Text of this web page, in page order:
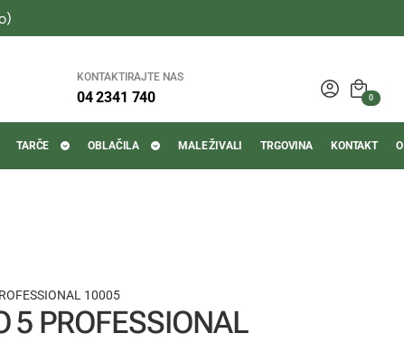
KONTAKTIRAJTE NAS
04 2341 740 0
TARČE OBLAČILA MALE ŽIVALI TRGOVINA KONTAKT
10005
5 PROFESSIONAL